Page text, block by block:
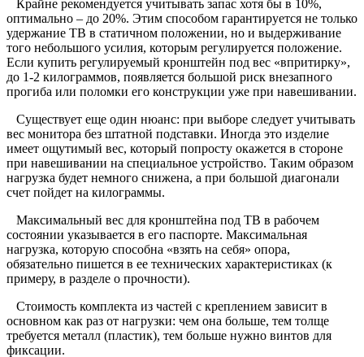
Крайне рекомендуется учитывать запас хотя бы в 10%,
оптимально – до 20%. Этим способом гарантируется не только
удержание ТВ в статичном положении, но и выдерживание
того небольшого усилия, которым регулируется положение.
Если купить регулируемый кронштейн под вес «впритирку»,
до 1-2 килограммов, появляется большой риск внезапного
прогиба или поломки его конструкции уже при навешивании.
Существует еще один нюанс: при выборе следует учитывать
вес монитора без штатной подставки. Иногда это изделие
имеет ощутимый вес, который попросту окажется в стороне
при навешивании на специальное устройство. Таким образом
нагрузка будет немного снижена, а при большой диагонали
счет пойдет на килограммы.
Максимальный вес для кронштейна под ТВ в рабочем
состоянии указывается в его паспорте. Максимальная
нагрузка, которую способна «взять на себя» опора,
обязательно пишется в ее технических характеристиках (к
примеру, в разделе о прочности).
Стоимость комплекта из частей с креплением зависит в
основном как раз от нагрузки: чем она больше, тем толще
требуется металл (пластик), тем больше нужно винтов для
фиксации.